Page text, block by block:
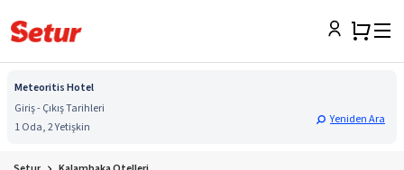
Meteoritis Hotel
Giriş - Çıkış Tarihleri
1 Oda, 2 Yetişkin
Yeniden Ara